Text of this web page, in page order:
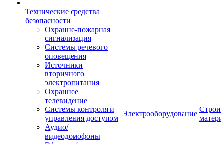
Технические средства
безопасности
Охранно-пожарная
сигнализация
Системы речевого
оповещения
Источники
вторичного
электропитания
Охранное
телевидение
Системы контроля и
управления доступом
Аудио/
видеодомофоны
Электрооборудование